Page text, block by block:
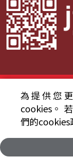
© 2024財
資通安全政
為提供您
cookies。
們的cookies